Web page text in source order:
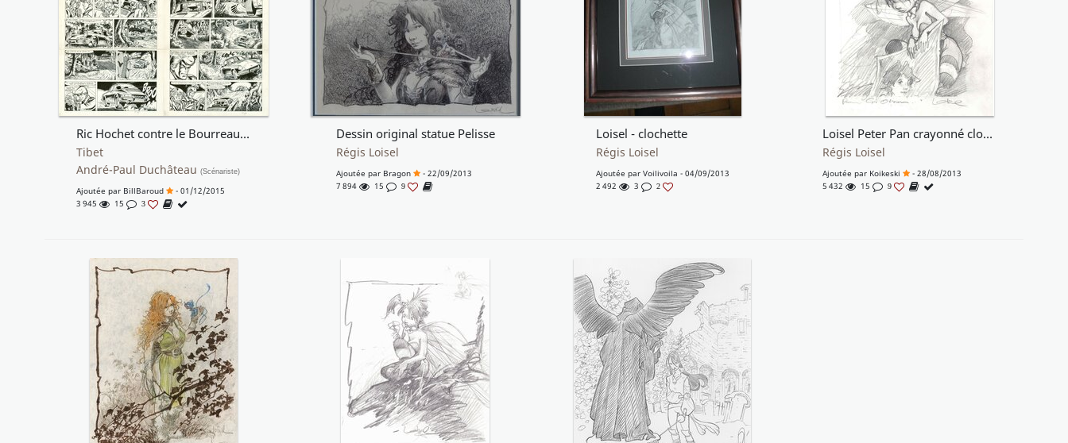
Ric Hochet contre le Bourreau - Tome 14 - PL 15-16
Tibet
André-Paul Duchâteau (Scénariste)
Ajoutée par BillBaroud
- 01/12/2015
3 945
15 3
Dessin original statue Pelisse
Régis Loisel
Ajoutée par Bragon
- 22/09/2013
7 894
15 9
Loisel - clochette
Régis Loisel
Ajoutée par Voilivoila - 04/09/2013
2 492
3 2
Loisel Peter Pan crayonné clochette
Régis Loisel
Ajoutée par Koikeski
- 28/08/2013
5 432
15 9